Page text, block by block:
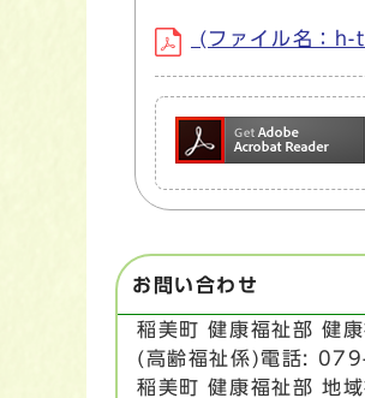
(ファイル名：
お問い合わせ
稲美町 健康福祉部 健
(高齢福祉係)電話:
稲美町 健康福祉部 地